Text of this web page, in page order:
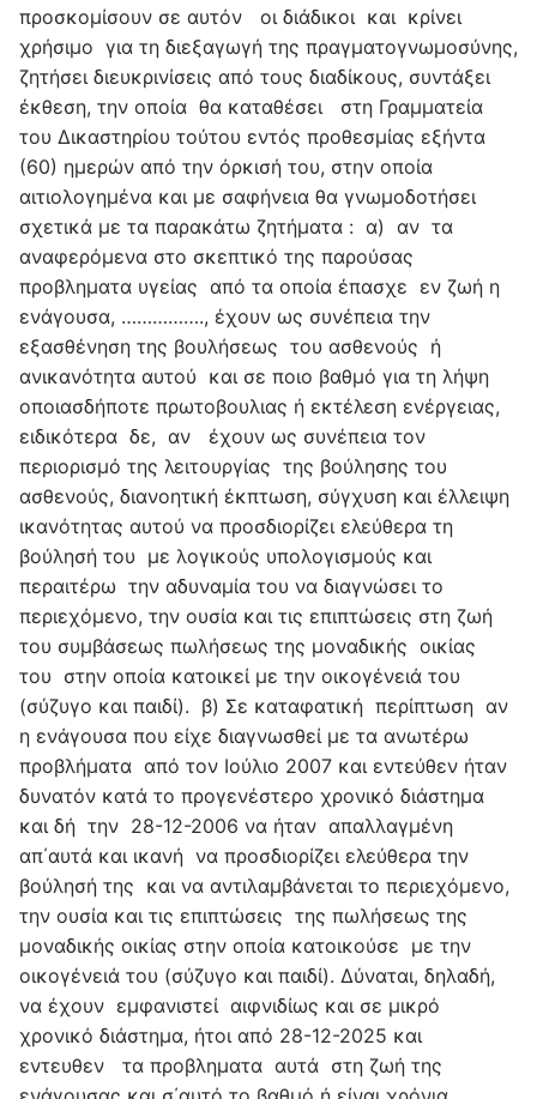
προσκομίσουν σε αυτόν οι διάδικοι και κρίνει
χρήσιμο για τη διεξαγωγή της πραγματογνωμοσύνης,
ζητήσει διευκρινίσεις από τους διαδίκους, συντάξει
έκθεση, την οποία θα καταθέσει στη Γραμματεία
του Δικαστηρίου τούτου εντός προθεσμίας εξήντα
(60) ημερών από την όρκισή του, στην οποία
αιτιολογημένα και με σαφήνεια θα γνωμοδοτήσει
σχετικά με τα παρακάτω ζητήματα : α) αν τα
αναφερόμενα στο σκεπτικό της παρούσας
προβληματα υγείας από τα οποία έπασχε εν ζωή η
ενάγουσα, ……………., έχουν ως συνέπεια την
εξασθένηση της βουλήσεως του ασθενούς ή
ανικανότητα αυτού και σε ποιο βαθμό για τη λήψη
οποιασδήποτε πρωτοβουλιας ή εκτέλεση ενέργειας,
ειδικότερα δε, αν έχουν ως συνέπεια τον
περιορισμό της λειτουργίας της βούλησης του
ασθενούς, διανοητική έκπτωση, σύγχυση και έλλειψη
ικανότητας αυτού να προσδιορίζει ελεύθερα τη
βούλησή του με λογικούς υπολογισμούς και
περαιτέρω την αδυναμία του να διαγνώσει το
περιεχόμενο, την ουσία και τις επιπτώσεις στη ζωή
του συμβάσεως πωλήσεως της μοναδικής οικίας
του στην οποία κατοικεί με την οικογένειά του
(σύζυγο και παιδί). β) Σε καταφατική περίπτωση αν
η ενάγουσα που είχε διαγνωσθεί με τα ανωτέρω
προβλήματα από τον Ιούλιο 2007 και εντεύθεν ήταν
δυνατόν κατά το προγενέστερο χρονικό διάστημα
και δή την 28-12-2006 να ήταν απαλλαγμένη
απ΄αυτά και ικανή να προσδιορίζει ελεύθερα την
βούλησή της και να αντιλαμβάνεται το περιεχόμενο,
την ουσία και τις επιπτώσεις της πωλήσεως της
μοναδικής οικίας στην οποία κατοικούσε με την
οικογένειά του (σύζυγο και παιδί). Δύναται, δηλαδή,
να έχουν εμφανιστεί αιφνιδίως και σε μικρό
χρονικό διάστημα, ήτοι από 28-12-2025 και
εντευθεν τα προβληματα αυτά στη ζωή της